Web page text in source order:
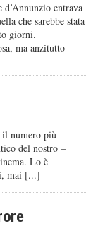
entrava
che sarebbe stata
giorni.
ma anzitutto
il numero più
del nostro –
Lo è
mai [...]